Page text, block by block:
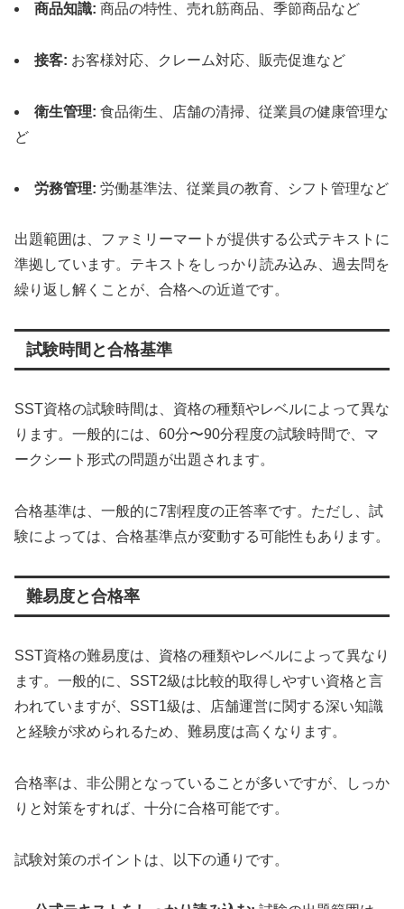
商品知識: 商品の特性、売れ筋商品、季節商品など
接客: お客様対応、クレーム対応、販売促進など
衛生管理: 食品衛生、店舗の清掃、従業員の健康管理な
ど
労務管理: 労働基準法、従業員の教育、シフト管理など
出題範囲は、ファミリーマートが提供する公式テキストに
準拠しています。テキストをしっかり読み込み、過去問を
繰り返し解くことが、合格への近道です。
試験時間と合格基準
SST資格の試験時間は、資格の種類やレベルによって異な
ります。一般的には、60分〜90分程度の試験時間で、マ
ークシート形式の問題が出題されます。
合格基準は、一般的に7割程度の正答率です。ただし、試
験によっては、合格基準点が変動する可能性もあります。
難易度と合格率
SST資格の難易度は、資格の種類やレベルによって異なり
ます。一般的に、SST2級は比較的取得しやすい資格と言
われていますが、SST1級は、店舗運営に関する深い知識
と経験が求められるため、難易度は高くなります。
合格率は、非公開となっていることが多いですが、しっか
りと対策をすれば、十分に合格可能です。
試験対策のポイントは、以下の通りです。